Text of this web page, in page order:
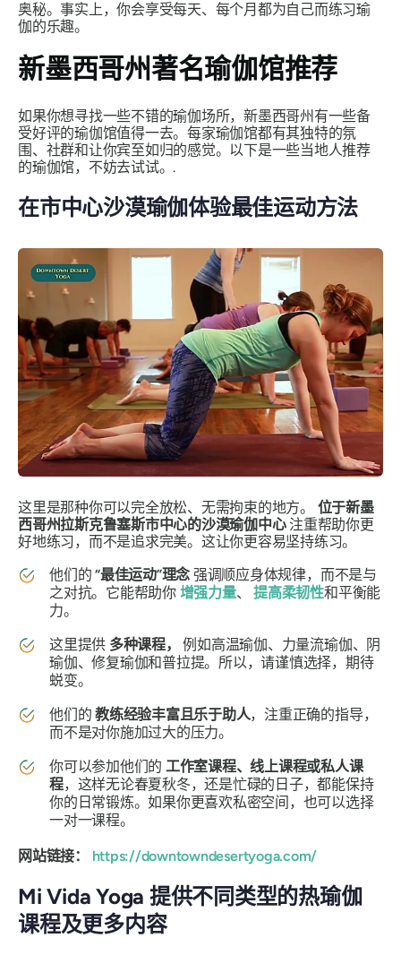
奥秘。事实上，你会享受每天、每个月都为自己而练习瑜
伽的乐趣。
新墨西哥州著名瑜伽馆推荐
如果你想寻找一些不错的瑜伽场所，新墨西哥州有一些备
受好评的瑜伽馆值得一去。每家瑜伽馆都有其独特的氛
围、社群和让你宾至如归的感觉。以下是一些当地人推荐
的瑜伽馆，不妨去试试。.
在市中心沙漠瑜伽体验最佳运动方法
这里是那种你可以完全放松、无需拘束的地方。 位于新墨
西哥州拉斯克鲁塞斯市中心的沙漠瑜伽中心注重帮助你更
好地练习，而不是追求完美。这让你更容易坚持练习。
他们的“最佳运动”理念 强调顺应身体规律，而不是与
之对抗。它能帮助你 增强力量、提高柔韧性和平衡能
力。
这里提供 多种课程，
例如高温瑜伽、力量流瑜伽、阴
瑜伽、修复瑜伽和普拉提。所以，请谨慎选择，期待
蜕变。
他们的教练经验丰富且乐于助人，注重正确的指导，
而不是对你施加过大的压力。
你可以参加他们的 工作室课程、线上课程或私人课
程，这样无论春夏秋冬，还是忙碌的日子，都能保持
你的日常锻炼。如果你更喜欢私密空间，也可以选择
一对一课程。
网站链接： https://downtowndesertyoga.com/
Mi Vida Yoga 提供不同类型的热瑜伽
课程及更多内容